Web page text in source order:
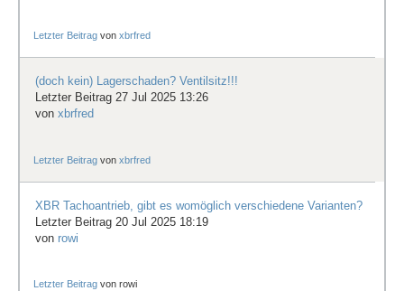
Letzter Beitrag vonxbrfred
(doch kein) Lagerschaden? Ventilsitz!!!
Letzter Beitrag 27 Jul 2025 13:26
von xbrfred
Letzter Beitrag vonxbrfred
XBR Tachoantrieb, gibt es womöglich verschiedene Varianten?
Letzter Beitrag 20 Jul 2025 18:19
von rowi
Letzter Beitrag vonrowi